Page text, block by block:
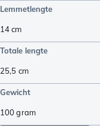
Lemmetlengte
14cm
Totale lengte
25,5 cm
Gewicht
100gram